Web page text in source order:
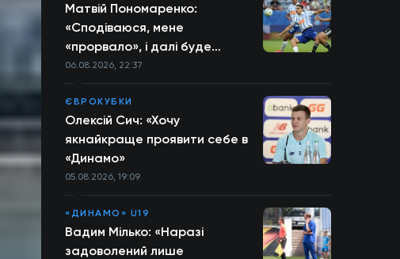
Матвій Пономаренко:
«Сподіваюся, мене
«прорвало», і далі буде
більше»
06.08.2026, 22:37
ЄВРОКУБКИ
Олексій Сич: «Хочу
якнайкраще проявити себе в
«Динамо»
05.08.2026, 19:09
«ДИНАМО» U19
Вадим Мілько: «Наразі
задоволений лише